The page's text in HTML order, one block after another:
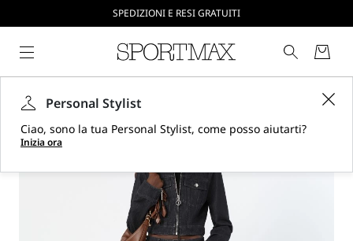
CREA IL TUO ACCOUNT SU SPORTMAX.COM
SPEDIZIONI E RESI GRATUITI
Personal Stylist
Ciao, sono la tua Personal Stylist, come posso aiutarti?
Inizia ora